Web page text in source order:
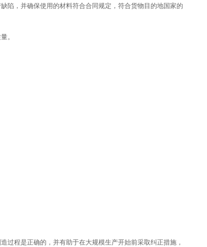
陷，并确保使用的材料符合合同规定，符合货物目的地国家的
。
过程是正确的，并有助于在大规模生产开始前采取纠正措施，